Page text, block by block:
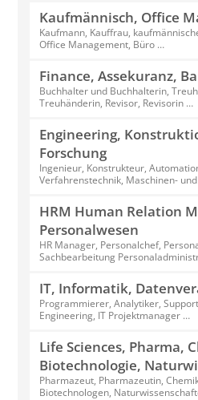
Kaufmännisch, Office
Kaufmann, Kauffrau,
Office Management, Büro …
Finance, Assekuranz,
Buchhalter und Buchhalterin,
Treuhänderin, Revisor, Revisorin …
Engineering,
Forschung
Ingenieur, Konstrukteur,
Verfahrenstechnik, Maschinen-
HRM Human Relation
Personalwesen
HR Manager, Personalchef,
Sachbearbeitung
IT, Informatik,
Programmierer, Analytiker,
Engineering, IT Projektmanager …
Life Sciences, Pharma,
Biotechnologie,
Pharmazeut, Pharmazeutin,
Biotechnologen,